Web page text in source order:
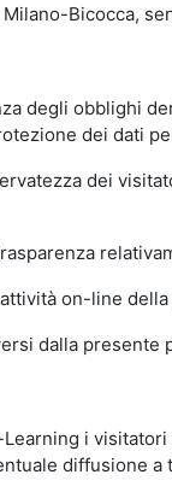
Bicocca,
degli obblighi
dei dati
dei
on-line
dalla
i
diffusione